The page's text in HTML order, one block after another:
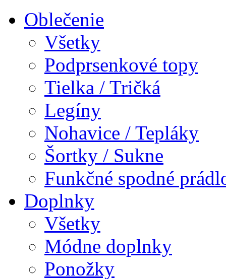
Oblečenie
Všetky
Podprsenkové topy
Tielka / Tričká
Legíny
Nohavice / Tepláky
Šortky / Sukne
Funkčné spodné
Doplnky
Všetky
Módne doplnky
Ponožky